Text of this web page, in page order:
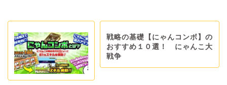
戦略の基礎【にゃんコンボ】の
おすすめ１０選！ にゃんこ大
戦争